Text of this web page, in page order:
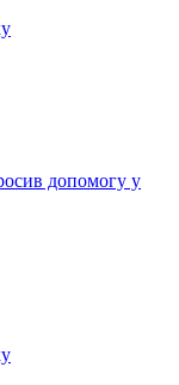
допомогу у